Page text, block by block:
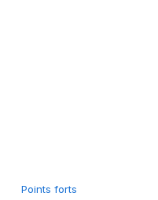
Points forts